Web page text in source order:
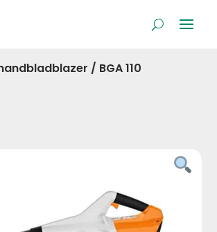
/ BGA 110